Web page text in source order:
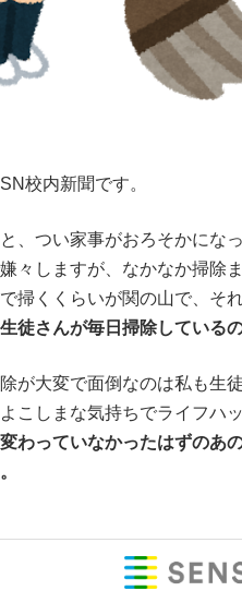
校内新聞です。
、つい家事がおろそかにな
々しますが、なかなか掃除
掃くくらいが関の山で、そ
徒さんが毎日掃除している
が大変で面倒なのは私も生
こしまな気持ちでライフハ
わっていなかったはずのあ